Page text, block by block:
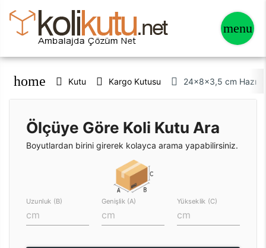
home Kutu Kargo Kutusu 24x8x3,5 cm Hazır
Ölçüye Göre Koli Kutu Ara
Boyutlardan birini girerek kolayca arama yapabilirsiniz.
Uzunluk (B) Genişlik (A) Yükseklik (C)